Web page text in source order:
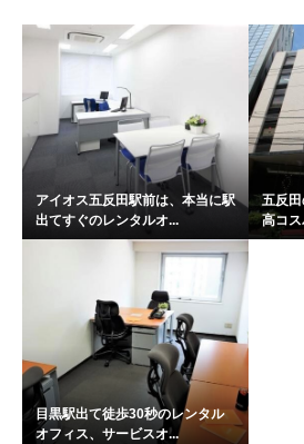
アイオス五反田駅前は、本当に駅
出てすぐのレンタルオ...
五反
高コ
目黒駅出て徒歩30秒のレンタル
オフィス、サービスオ...